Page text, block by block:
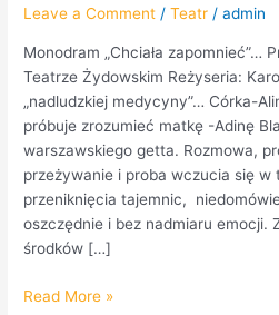
Leave a Comment /Teatr /admin
Monodram „Chciała zapomnieć”…
Teatrze Żydowskim Reżyseria:
„nadludzkiej medycyny”… Córka-
próbuje zrozumieć matkę -Adinę
warszawskiego getta. Rozmowa,
przeżywanie i proba wczucia się w
przeniknięcia tajemnic,
oszczędnie i bez nadmiaru emocji.
środków […]
Read More »